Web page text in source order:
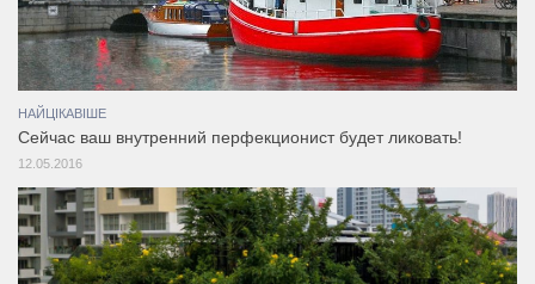
НАЙЦІКАВІШЕ
Сейчас ваш внутренний перфекционист будет ликовать!
12.05.2016